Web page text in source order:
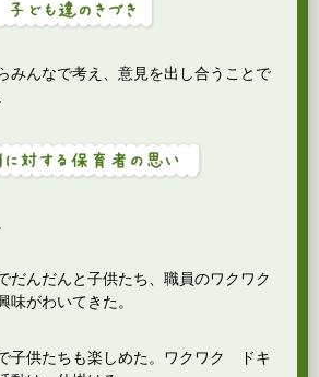
みんなで考え、意見を出し合うことで
だんだんと子供たち、職員のワクワク
味がわいてきた。
子供たちも楽しめた。ワクワク ドキ